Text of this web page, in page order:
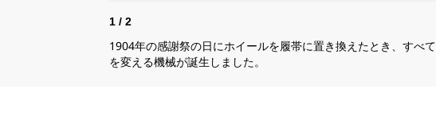
1 / 2
1904年の感謝祭の日にホイールを履帯に置き換えたとき、すべて
を変える機械が誕生しました。